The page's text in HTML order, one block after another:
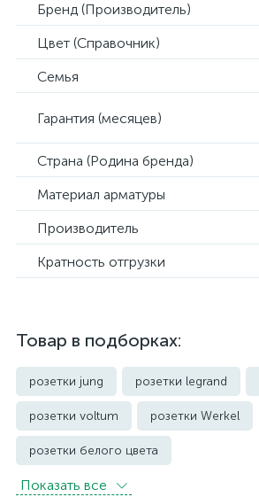
Бренд (Производитель)
Цвет (Справочник)
Семья
Гарантия (месяцев)
Страна (Родина бренда)
Материал арматуры
Производитель
Кратность отгрузки
Товар в подборках:
розетки jung розетки legrand
розетки voltum розетки Werkel
розетки белого цвета
розетки с защитой от влаги IP44 и выше
Показать всe